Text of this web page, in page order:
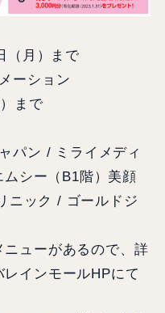
（月）まで
ーション
まで
パン / ミライメディ
シー（B1階）美顔
ニック / ゴールドジ
ューがあるので、詳
インモールHPにて